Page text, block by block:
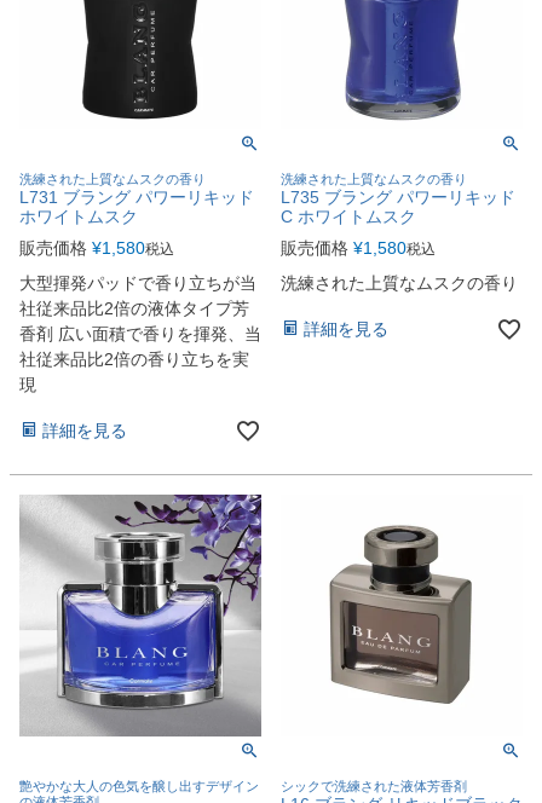
洗練された上質なムスクの香り
L731 ブラング パワーリキッド
ホワイトムスク
販売価格 ¥1,580税込
大型揮発パッドで香り立ちが当
社従来品比2倍の液体タイプ芳
香剤 広い面積で香りを揮発、当
社従来品比2倍の香り立ちを実
現
詳細を見る
洗練された上質なムスクの香り
L735 ブラング パワーリキッド
C ホワイトムスク
販売価格 ¥1,580税込
洗練された上質なムスクの香り
詳細を見る
艶やかな大人の色気を醸し出すデザイン
シックで洗練された液体芳香剤